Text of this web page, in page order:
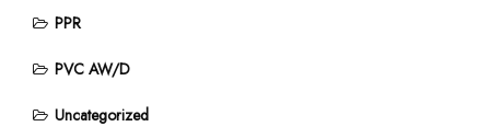
PPR
PVC AW/D
Uncategorized